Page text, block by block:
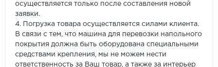
осуществляется только после составления новой
заявки.
4. Погрузка товара осуществляется силами клиента.
В связи с тем, что машина для перевозки напольного
покрытия должна быть оборудована специальными
средствами крепления, мы не можем нести
ответственность за Ваш товар, а также за интерьер